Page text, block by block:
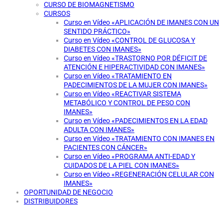
CURSO DE BIOMAGNETISMO
CURSOS
Curso en Vídeo «APLICACIÓN DE IMANES CON UN
SENTIDO PRÁCTICO»
Curso en Vídeo «CONTROL DE GLUCOSA Y
DIABETES CON IMANES»
Curso en Vídeo «TRASTORNO POR DÉFICIT DE
ATENCIÓN E HIPERACTIVIDAD CON IMANES»
Curso en Vídeo «TRATAMIENTO EN
PADECIMIENTOS DE LA MUJER CON IMANES»
Curso en Vídeo «REACTIVAR SISTEMA
METABÓLICO Y CONTROL DE PESO CON
IMANES»
Curso en Vídeo «PADECIMIENTOS EN LA EDAD
ADULTA CON IMANES»
Curso en Vídeo «TRATAMIENTO CON IMANES EN
PACIENTES CON CÁNCER»
Curso en Vídeo «PROGRAMA ANTI-EDAD Y
CUIDADOS DE LA PIEL CON IMANES»
Curso en Vídeo «REGENERACIÓN CELULAR CON
IMANES»
OPORTUNIDAD DE NEGOCIO
DISTRIBUIDORES